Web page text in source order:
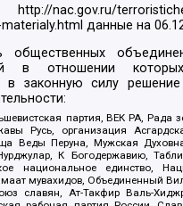
http://nac.gov.ru/
данные на
общественных
в отношении
в законную силу
партия, ВЕК РА, Рада
Русь, организация
Веды Перуна, Мужская
К Богодержавию,
национальное единство,
мувахидов, Объединенный
славян, Ат-Такфир Валь-